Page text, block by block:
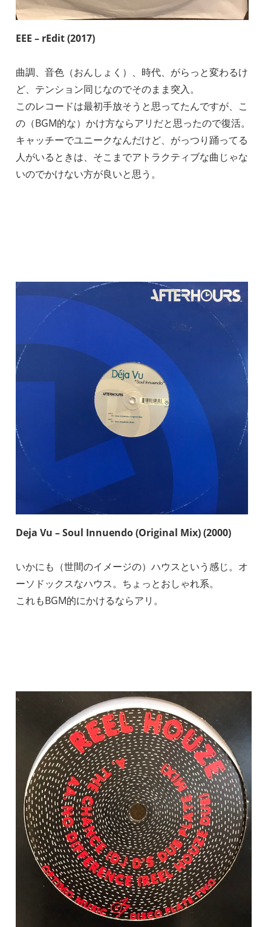
EEE – rEdit (2017)
曲調、音色（おんしょく）、時代、がらっと変わるけ
ど、テンション同じなのでそのまま突入。
このレコードは最初手放そうと思ってたんですが、こ
の（BGM的な）かけ方ならアリだと思ったので復活。
キャッチーでユニークなんだけど、がっつり踊ってる
人がいるときは、そこまでアトラクティブな曲じゃな
いのでかけない方が良いと思う。
Deja Vu – Soul Innuendo (Original Mix) (2000)
いかにも（世間のイメージの）ハウスという感じ。オ
ーソドックスなハウス。ちょっとおしゃれ系。
これもBGM的にかけるならアリ。